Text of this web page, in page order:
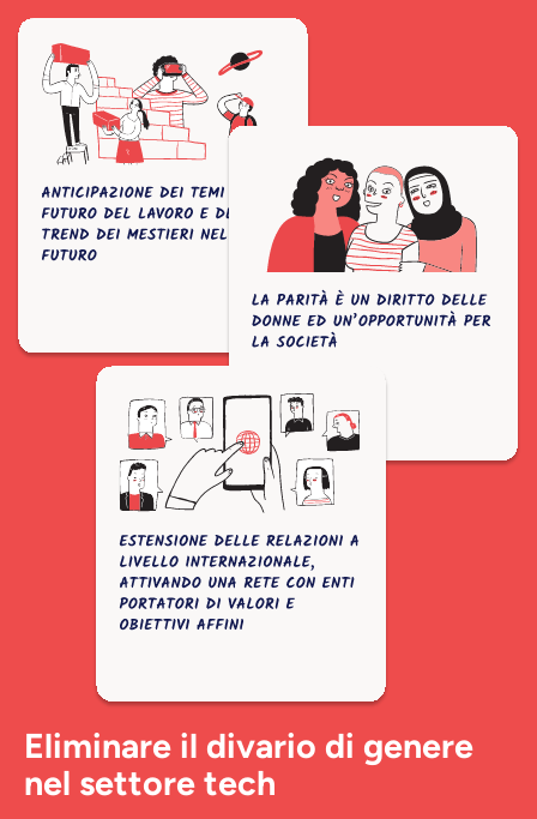
Eliminare il divario di genere
nel settore tech